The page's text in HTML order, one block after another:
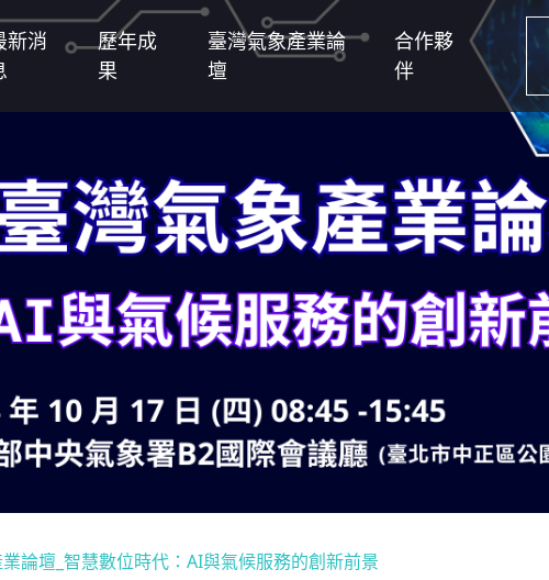
新消
歷年成
果
臺灣氣象產業論
壇
合作夥
伴
論壇_智慧數位時代：AI與氣候服務的創新前景